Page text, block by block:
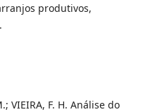
produtivos,
VIEIRA, F. H. Análise do